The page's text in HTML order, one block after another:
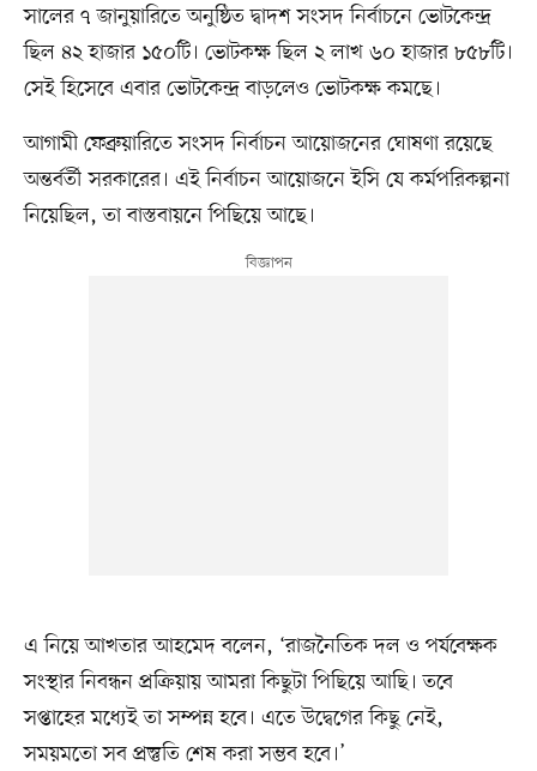
সালের ৭ জানুয়ারিতে অনুষ্ঠিত দ্বাদশ সংসদ নির্বাচনে ভোটকেন্দ্র
ছিল ৪২ হাজার ১৫০টি। ভোটকক্ষ ছিল ২ লাখ ৬০ হাজার ৮৫৮টি।
সেই হিসেবে এবার ভোটকেন্দ্র বাড়লেও ভোটকক্ষ কমছে।
আগামী ফেব্রুয়ারিতে সংসদ নির্বাচন আয়োজনের ঘোষণা রয়েছে
অন্তর্বর্তী সরকারের। এই নির্বাচন আয়োজনে ইসি যে কর্মপরিকল্পনা
নিয়েছিল, তা বাস্তবায়নে পিছিয়ে আছে।
এ নিয়ে আখতার আহমেদ বলেন, ‘রাজনৈতিক দল ও পর্যবেক্ষক
সংস্থার নিবন্ধন প্রক্রিয়ায় আমরা কিছুটা পিছিয়ে আছি। তবে
সপ্তাহের মধ্যেই তা সম্পন্ন হবে। এতে উদ্বেগের কিছু নেই,
সময়মতো সব প্রস্তুতি শেষ করা সম্ভব হবে।’